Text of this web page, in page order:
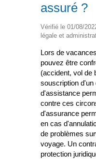
assuré ?
Vérifié le 01/08/
légale et
Lors de
pouvez être
(accident, vol de
souscription
d'assistance
contre ces
d'assurance
en cas
de problèmes
voyage. Un
protection